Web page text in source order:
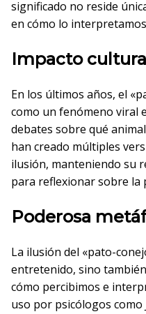
significado no reside
en cómo lo
Impacto
En los últimos años, el
como un fenómeno viral
debates sobre qué
han creado múltiples
ilusión, manteniendo su
para reflexionar sobre la
Poderosa
La ilusión del «pato-
entretenido, sino
cómo percibimos e
uso por psicólogos